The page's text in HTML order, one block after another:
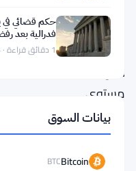
العالم
عالقة
حول
مستوى
تتحرك
بشكل
فدرالية بعد
1 دقائق قراءة · Aug 6, 2026
بيانات السوق
Bitcoin
BTC